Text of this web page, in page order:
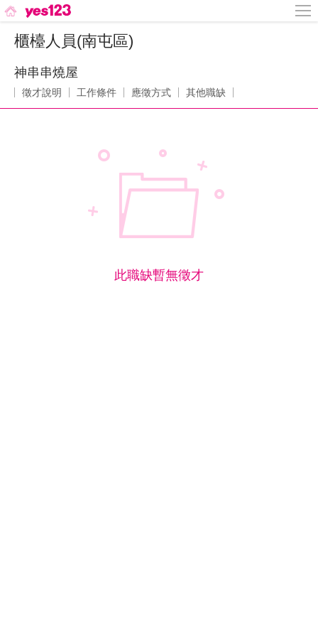
櫃檯人員(南屯區)
神串串燒屋
徵才說明 工作條件 應徵方式 其他職缺
此職缺暫無徵才